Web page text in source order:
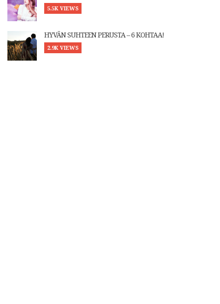
5.5K VIEWS
HYVÄN SUHTEEN PERUSTA – 6 KOHTAA!
2.9K VIEWS